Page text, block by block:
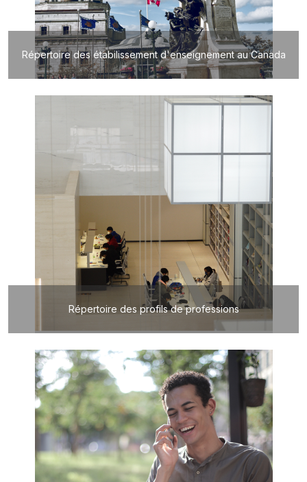
Répertoire des étabilissement d'enseignement au Canada
Répertoire des profils de professions